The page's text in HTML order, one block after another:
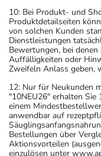
- Es kann
Wechselwirkungen
generell vor der
Arzneimittel jedes
dem Arzt oder
Arzneimittel, die Sie
anwenden oder
zurückliegt.
Bitte verwenden Sie
dem auf der
10: Bei Produkt- und
Produktdetailseiten
von solchen Kunden
Dienstleistungen
Bewertungen, bei
Auffälligkeiten oder
Zweifeln Anlass geben,
12: Nur für Neukunden
"10NEU26" erhalten
einem
anwendbar auf
Bestellungen über
Aktionsvorteilen
einzulösen unter